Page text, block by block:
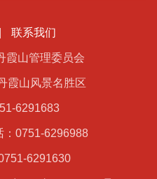
联系我们
霞山管理委员会
霞山风景名胜区
6291683
：0751-6296988
6291630